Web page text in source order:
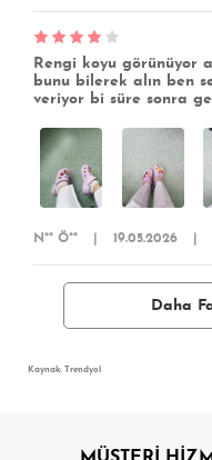
Rengi koyu görünüyor
bunu bilerek alın ben
veriyor bi süre sonra
N** Ö** 19.05.2026
Daha
Kaynak: Trendyol